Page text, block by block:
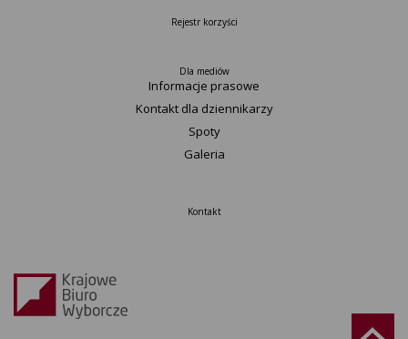
Rejestr korzyści
Dla mediów
Informacje prasowe
Kontakt dla dziennikarzy
Spoty
Galeria
Kontakt